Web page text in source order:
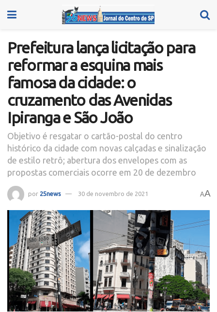
Prefeitura lança licitação para
reformar a esquina mais
famosa da cidade: o
cruzamento das Avenidas
Ipiranga e São João
Objetivo é resgatar o cartão-postal do centro
histórico da cidade com novas calçadas e sinalização
de estilo retrô; abertura dos envelopes com as
propostas comerciais ocorre em 20 de dezembro
por 25news 30 de novembro de 2021 AA